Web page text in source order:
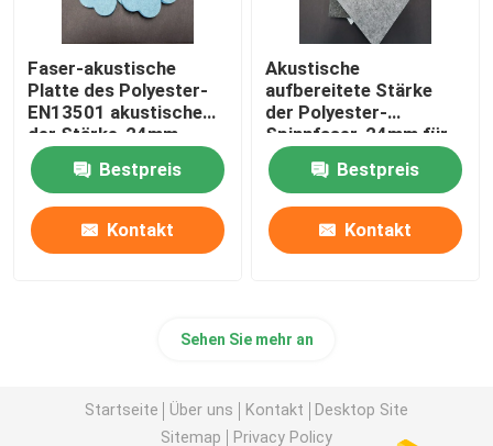
Faser-akustische
Platte des Polyester-
EN13501 akustische
der Stärke-24mm
Bestpreis
Kontakt
Akustische
aufbereitete Stärke
der Polyester-
Spinnfaser-24mm für
Büro
Bestpreis
Kontakt
Sehen Sie mehr an
Startseite Über uns Kontakt
Desktop Site
Sitemap
Privacy Policy